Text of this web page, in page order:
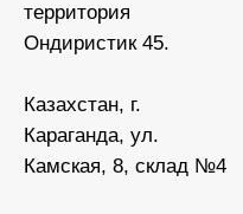
территория
Ондиристик 45.
Казахстан, г.
Караганда, ул.
Камская, 8, склад №4